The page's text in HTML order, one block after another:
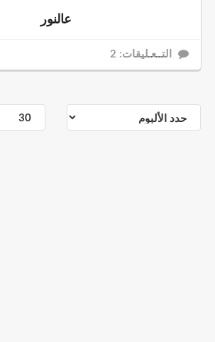
عالنور
التــعـليقات: 2